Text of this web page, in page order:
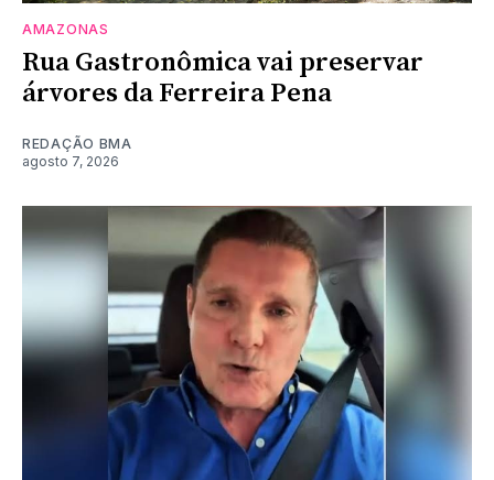
AMAZONAS
Rua Gastronômica vai preservar
árvores da Ferreira Pena
REDAÇÃO BMA
agosto 7, 2026